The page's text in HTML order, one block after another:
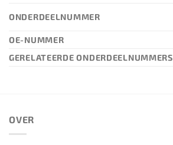
ONDERDEELNUMMER
OE-NUMMER
GERELATEERDE ONDERDEELNUMMERS
OVER